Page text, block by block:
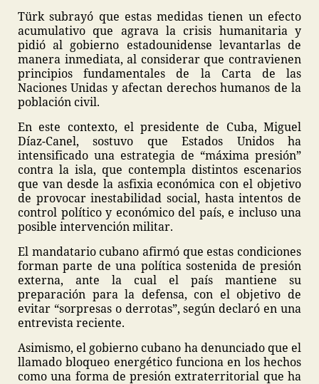
Türk subrayó que estas medidas tienen un efecto
acumulativo que agrava la crisis humanitaria y
pidió al gobierno estadounidense levantarlas de
manera inmediata, al considerar que contravienen
principios fundamentales de la Carta de las
Naciones Unidas y afectan derechos humanos de la
población civil.
En este contexto, el presidente de Cuba, Miguel
Díaz-Canel, sostuvo que Estados Unidos ha
intensificado una estrategia de “máxima presión”
contra la isla, que contempla distintos escenarios
que van desde la asfixia económica con el objetivo
de provocar inestabilidad social, hasta intentos de
control político y económico del país, e incluso una
posible intervención militar.
El mandatario cubano afirmó que estas condiciones
forman parte de una política sostenida de presión
externa, ante la cual el país mantiene su
preparación para la defensa, con el objetivo de
evitar “sorpresas o derrotas”, según declaró en una
entrevista reciente.
Asimismo, el gobierno cubano ha denunciado que el
llamado bloqueo energético funciona en los hechos
como una forma de presión extraterritorial que ha